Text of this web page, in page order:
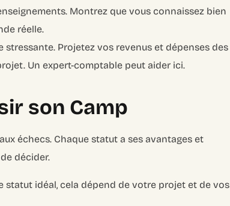
Montrez que vous connaissez bien
réelle.
stressante. Projetez vos revenus et dépenses des
Un expert-comptable peut aider ici.
son Camp
échecs. Chaque statut a ses avantages et
décider.
statut idéal, cela dépend de votre projet et de vos